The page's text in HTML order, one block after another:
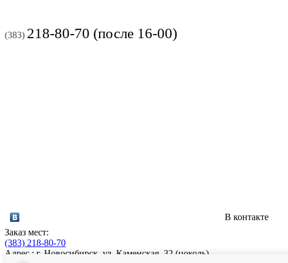
(383) 218-80-70 (после 16-00)
В контакте
Заказ мест:
(383) 218-80-70
Адрес : г. Новосибирск, ул. Каменская, 32 (цоколь)